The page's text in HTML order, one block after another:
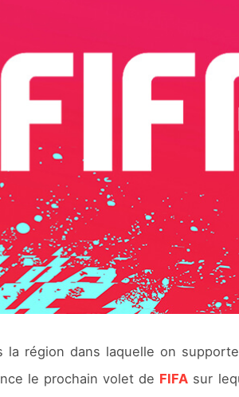
région dans laquelle on
le prochain volet de FIFA sur